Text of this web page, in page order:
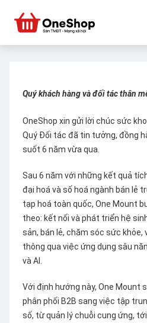
Quý khách hàng và đối tác thân
OneShop xin gửi lời chúc sức
Quý Đối tác đã tin tưởng, đồng
suốt 6 năm vừa qua.
Sau 6 năm với những kết quả
đại hoá và số hoá ngành bán lẻ
tạp hoá toàn quốc, One Mount
theo: kết nối và phát triển hệ
sản, bán lẻ, chăm sóc sức khỏe,
thông qua việc ứng dụng sâu
và AI.
Với định hướng này, One Mount
phân phối B2B sang việc tập
số, từ quản lý chuỗi cung ứng,